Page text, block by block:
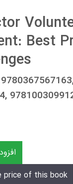
Best
price of this book